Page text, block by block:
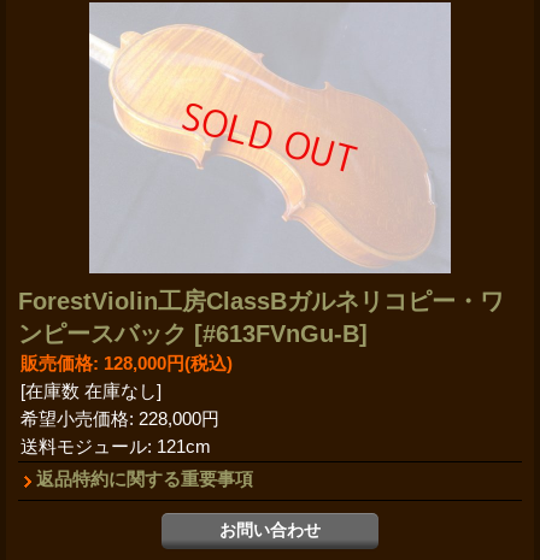
ForestViolin工房ClassBガルネリコピー・ワ
ンピースバック [#613FVnGu-B]
販売価格: 128,000円(税込)
[在庫数 在庫なし]
希望小売価格: 228,000円
送料モジュール: 121cm
返品特約に関する重要事項